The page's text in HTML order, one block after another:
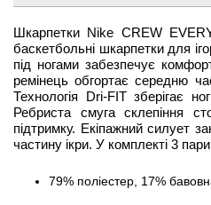
Шкарпетки Nike CREW
баскетбольні шкарпетки для
під ногами забезпечує
ремінець обгортає середню
Технологія Dri-FIT зберігає
Ребриста смуга склепіння
підтримку. Екіпажний силует
частину ікри. У комплекті 3
79% поліестер, 17%